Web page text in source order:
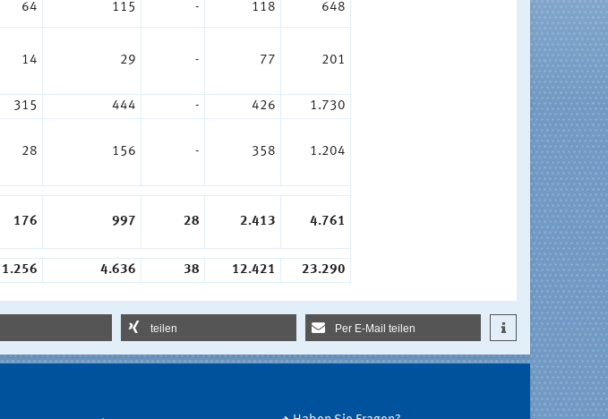
64 115 - 118 648
14 29 - 77 201
315 444 - 426
1.730
28 156 - 358 1.204
176 997 28 2.413 4.761
1.256 4.636 38 12.421 23.290
teilen Per E-Mail teilen